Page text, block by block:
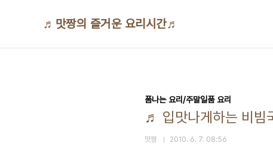
♬맛짱의 즐거운 요리시간♬
폼나는 요리/주말일품 요리
♬ 입맛나게하는 비빔
맛짱 2010. 6. 7. 08:56